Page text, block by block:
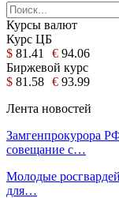
Курсы валют
Курс ЦБ
$ 81.41 € 94.06
Биржевой курс
$ 81.58 € 93.99
Лента новостей
Замгенпрокурора
совещание с…
Молодые
для…